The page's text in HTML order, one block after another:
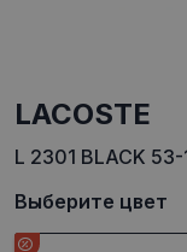
LACOSTE
L 2301 BLACK 53-
Выберите цвет